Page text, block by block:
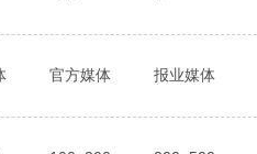
官方媒体 报业媒体